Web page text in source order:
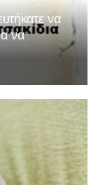
να
να